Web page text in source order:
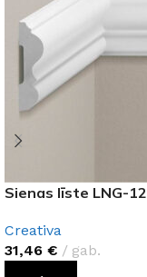
Sienas līste LNG-12
Creativa
31,46 € gab.